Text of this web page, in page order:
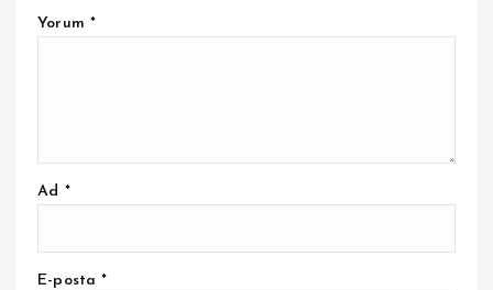
Yorum *
Ad *
E-posta*